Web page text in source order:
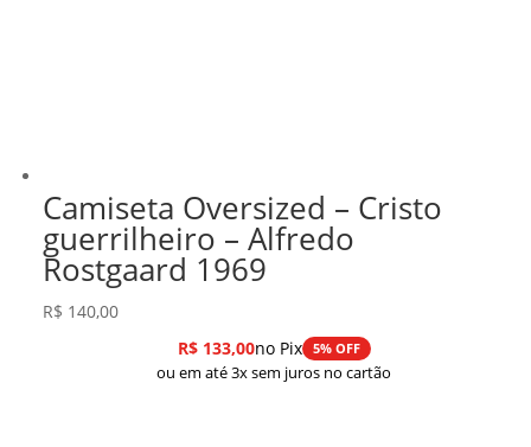
Camiseta Oversized – Cristo
guerrilheiro – Alfredo
Rostgaard 1969
R$ 140,00
R$133,00no Pix 5% OFF
ou em até 3x sem juros no cartão